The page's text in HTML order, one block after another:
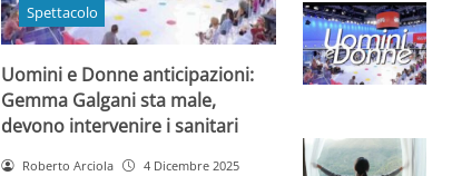
Spettacolo
Uomini e Donne anticipazioni:
Gemma Galgani sta male,
devono intervenire i sanitari
Roberto Arciola 4 Dicembre 2025